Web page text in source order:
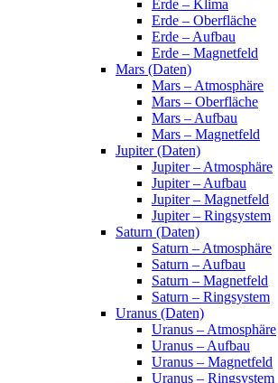
Erde – Klima
Erde – Oberfläche
Erde – Aufbau
Erde – Magnetfeld
Mars (Daten)
Mars – Atmosphäre
Mars – Oberfläche
Mars – Aufbau
Mars – Magnetfeld
Jupiter (Daten)
Jupiter – Atmosphäre
Jupiter – Aufbau
Jupiter – Magnetfeld
Jupiter – Ringsystem
Saturn (Daten)
Saturn – Atmosphäre
Saturn – Aufbau
Saturn – Magnetfeld
Saturn – Ringsystem
Uranus (Daten)
Uranus – Atmosphäre
Uranus – Aufbau
Uranus – Magnetfeld
Uranus – Ringsystem